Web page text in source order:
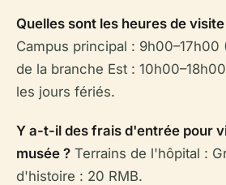
Quelles sont les heures de
Campus principal : 9h00–17h00
de la branche Est :
les jours fériés.
Y a-t-il des frais d'entrée pour
musée ? Terrains de l'hôpital :
d'histoire : 20 RMB.